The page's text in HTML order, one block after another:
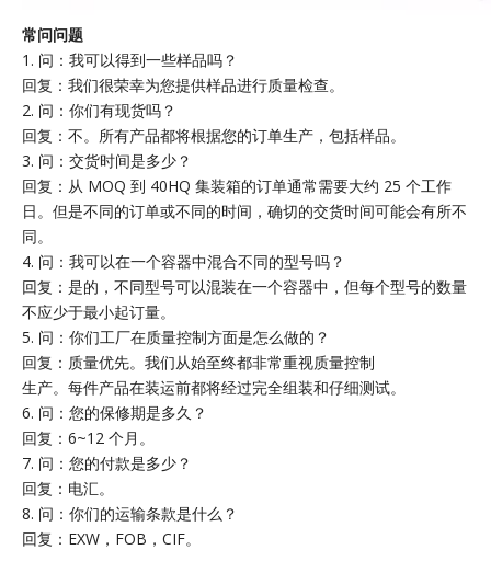
常问问题
1. 问：我可以得到一些样品吗？
回复：我们很荣幸为您提供样品进行质量检查。
2. 问：你们有现货吗？
回复：不。所有产品都将根据您的订单生产，包括样品。
3. 问：交货时间是多少？
回复：从 MOQ 到 40HQ 集装箱的订单通常需要大约 25 个工作
日。但是不同的订单或不同的时间，确切的交货时间可能会有所不
同。
4. 问：我可以在一个容器中混合不同的型号吗？
回复：是的，不同型号可以混装在一个容器中，但每个型号的数量
不应少于最小起订量。
5. 问：你们工厂在质量控制方面是怎么做的？
回复：质量优先。我们从始至终都非常重视质量控制
生产。每件产品在装运前都将经过完全组装和仔细测试。
6. 问：您的保修期是多久？
回复：6~12 个月。
7. 问：您的付款是多少？
回复：电汇。
8. 问：你们的运输条款是什么？
回复：EXW，FOB，CIF。